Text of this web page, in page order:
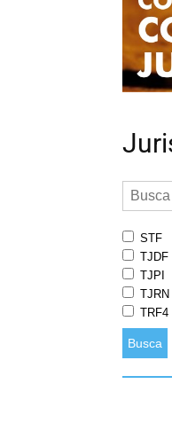
STF
TJDF
TJPI
TJRN
TRF4
Busca